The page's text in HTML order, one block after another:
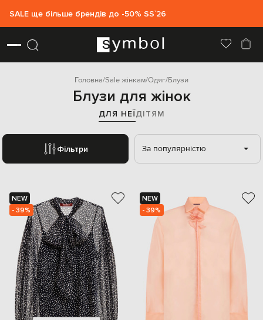
SALE ще більше брендів до -50% SS`26
Головна Sale жінкам Одяг Блузи
Блузи для жінок
ДЛЯ НЕЇДІТЯМ
Фільтри За популярністю
NEW
- 39%
NEW
- 39%